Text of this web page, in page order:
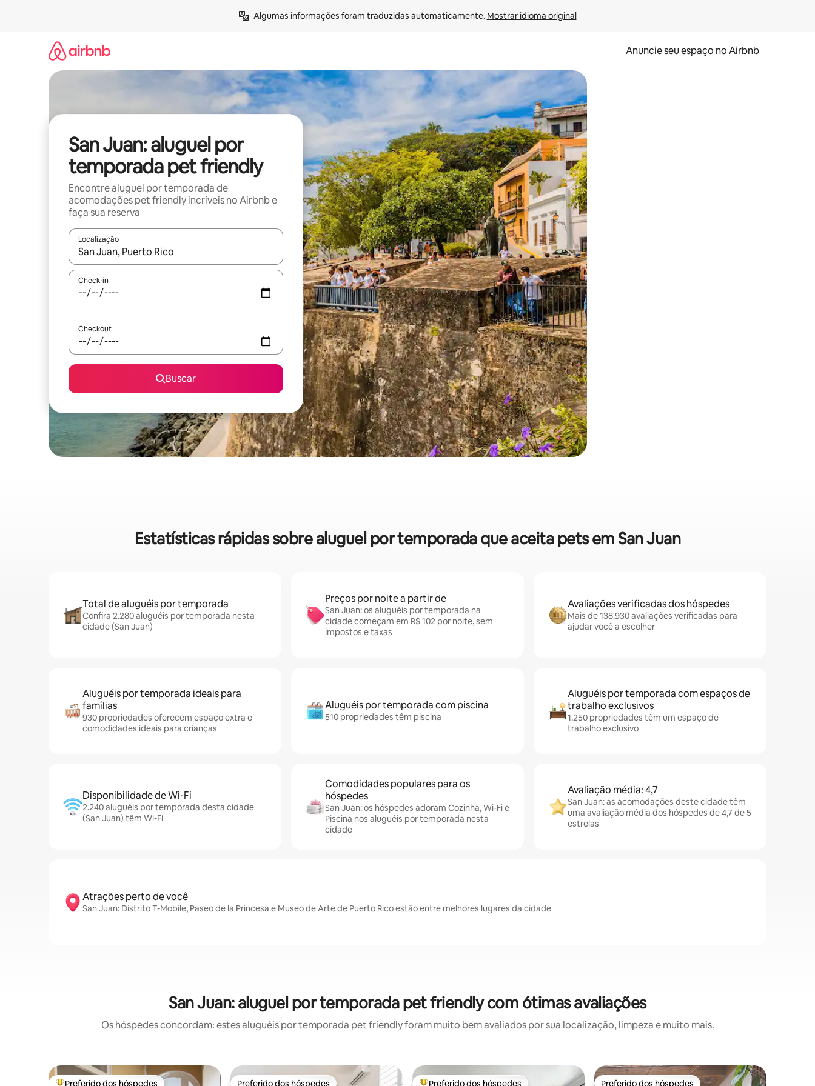
Algumas informações foram traduzidas automaticamente. Mostrar idioma original
Anuncie seu espaço no Airbnb
San Juan: aluguel por
temporada pet friendly
Encontre aluguel por temporada de
acomodações pet friendly incríveis no Airbnb e
faça sua reserva
Localização
Quando os resultados estiverem disponíveis, explore-os usando as seta para cima e para baixo do teclado ou tocando e deslizando o dedo na tela.
Check-in
Checkout
Buscar
Estatísticas rápidas sobre aluguel por temporada que aceita pets em San Juan
Total de aluguéis por temporada
Confira 2.280 aluguéis por temporada nesta
cidade (San Juan)
Preços por noite a partir de
San Juan: os aluguéis por temporada na
cidade começam em R$ 102 por noite, sem
impostos e taxas
Avaliações verificadas dos hóspedes
Mais de 138.930 avaliações verificadas para
ajudar você a escolher
Aluguéis por temporada ideais para
famílias
930 propriedades oferecem espaço extra e
comodidades ideais para crianças
Aluguéis por temporada com piscina
510 propriedades têm piscina
Aluguéis por temporada com espaços de
trabalho exclusivos
1.250 propriedades têm um espaço de
trabalho exclusivo
Disponibilidade de Wi-Fi
2.240 aluguéis por temporada desta cidade
(San Juan) têm Wi-Fi
Comodidades populares para os
hóspedes
San Juan: os hóspedes adoram Cozinha, Wi-Fi e
Piscina nos aluguéis por temporada nesta
cidade
Avaliação média: 4,7
San Juan: as acomodações deste cidade têm
uma avaliação média dos hóspedes de 4,7 de 5
estrelas
Atrações perto de você
San Juan: Distrito T-Mobile, Paseo de la Princesa e Museo de Arte de Puerto Rico estão entre melhores lugares da cidade
San Juan: aluguel por temporada pet friendly com ótimas avaliações
Os hóspedes concordam: estes aluguéis por temporada pet friendly foram muito bem avaliados por sua localização, limpeza e muito mais.
Preferido dos hóspedes Preferido dos hóspedes Preferido dos hóspedes Preferido dos hóspedes